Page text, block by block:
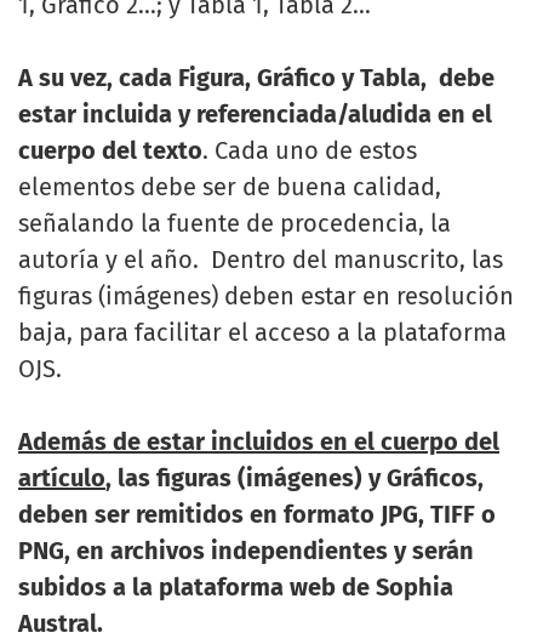
A su vez, cada Figura, Gráfico y Tabla, debe
estar incluida y referenciada/aludida en el
cuerpo del texto. Cada uno de estos
elementos debe ser de buena calidad,
señalando la fuente de procedencia, la
autoría y el año. Dentro del manuscrito, las
figuras (imágenes) deben estar en resolución
baja, para facilitar el acceso a la plataforma
OJS.
Además de estar incluidos en el cuerpo del
artículo, las figuras (imágenes) y Gráficos,
deben ser remitidos en formato JPG, TIFF o
PNG, en archivos independientes y serán
subidos a la plataforma web de Sophia
Austral.